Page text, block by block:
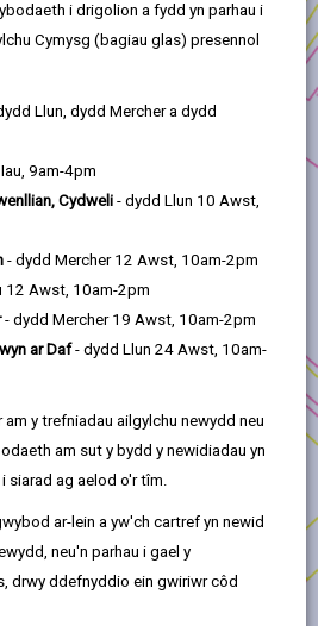
i drigolion a fydd yn parhau i
Cymysg (bagiau glas) presennol
Llun, dydd Mercher a dydd
9am-4pm
Cydweli- dydd Llun 10 Awst,
- dydd Mercher 12 Awst, 10am-2pm
12 Awst, 10am-2pm
- dydd Mercher 19 Awst, 10am-2pm
ar Daf- dydd Llun 24 Awst, 10am-
y trefniadau ailgylchu newydd neu
am sut y bydd y newidiadau yn
siarad ag aelod o'r tîm.
ar-lein a yw'ch cartref yn newid
neu'n parhau i gael y
drwy ddefnyddio ein gwiriwr côd
newydd
Cymunedau Cynaliadwy 2
gwaith o adnewyddu safle
presennol, gan
nifer y staff a'r defnyddwyr.
cael eu gwella i sicrhau eu
ynni ac yn gynnes a